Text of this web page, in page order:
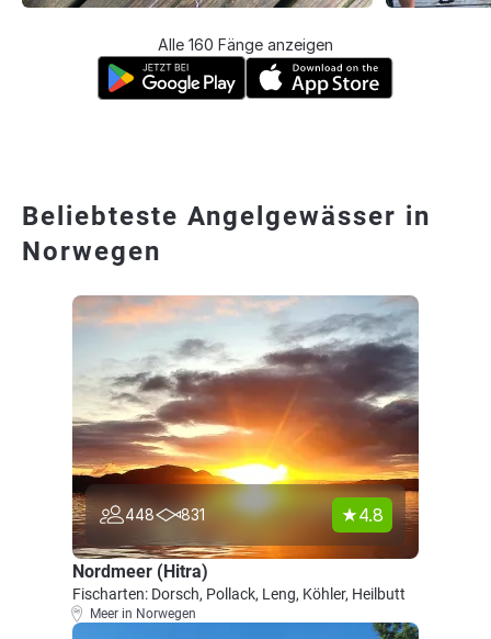
Alle 160 Fänge anzeigen
Beliebteste Angelgewässer in
Norwegen
448 831 4.8
Nordmeer (Hitra)
Fischarten: Dorsch, Pollack, Leng, Köhler, Heilbutt
Meer in Norwegen